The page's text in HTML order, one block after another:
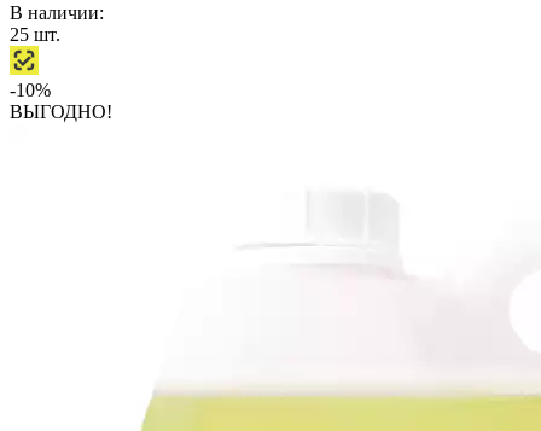
В наличии:
25 шт.
-10%
ВЫГОДНО!